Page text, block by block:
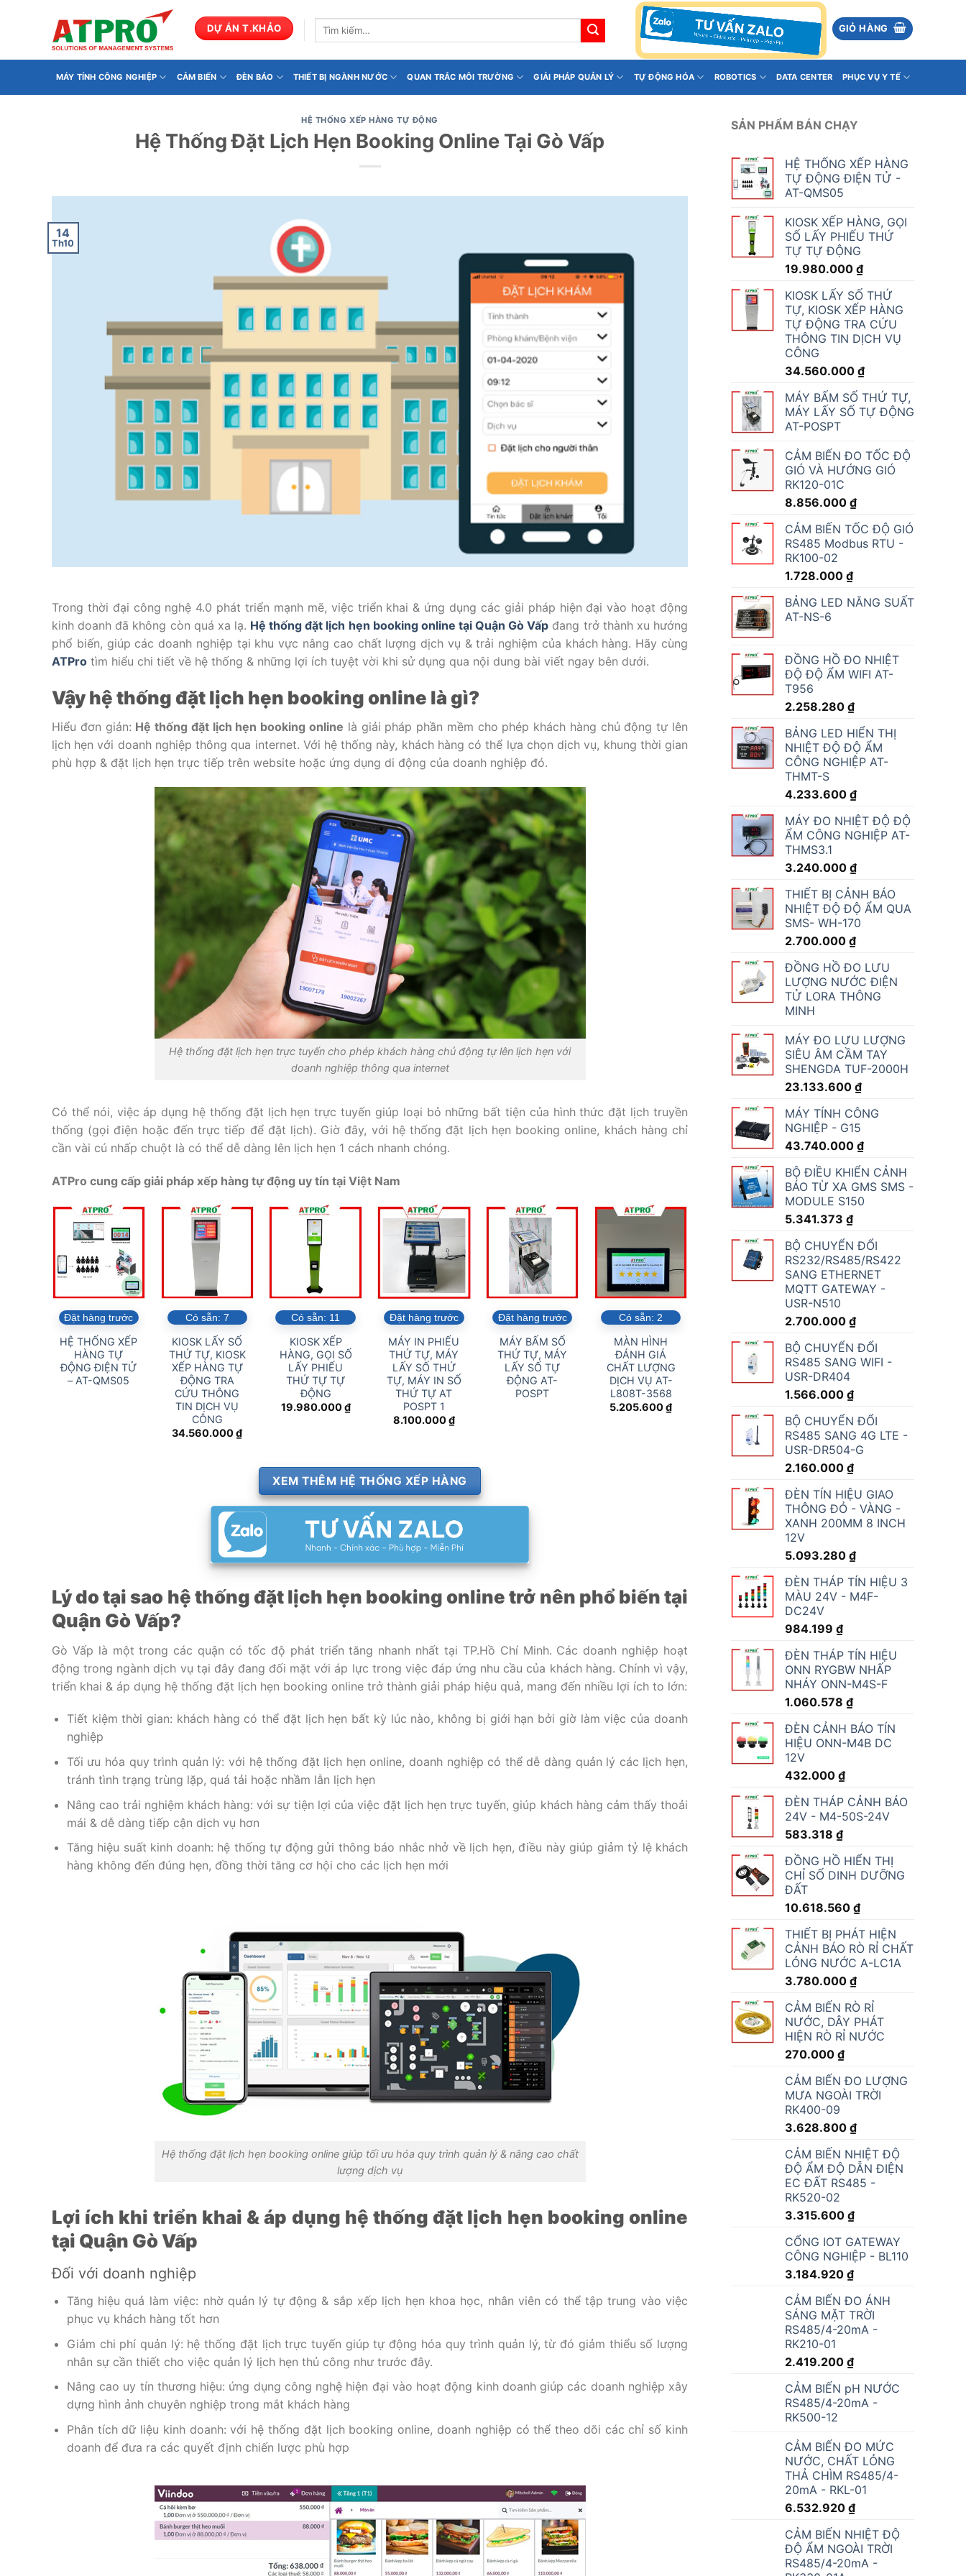
dung
DỰ ÁN T.KHẢO
Tìm
GIỎ HÀNG
MÁY TÍNH CÔNG NGHIỆP CẢM BIẾN ĐÈN BÁO THIẾT BỊ NGÀNH NƯỚC QUAN TRẮC MÔI TRƯỜNG GIẢI PHÁP QUẢN LÝ TỰ ĐỘNG HÓA ROBOTICS DATA CENTER PHỤC VỤ Y TẾ
HỆ THỐNG XẾP HÀNG TỰ ĐỘNG
Hệ Thống Đặt Lịch Hẹn Booking Online Tại Gò Vấp
14
Th10
Trong thời đại công nghệ 4.0 phát triển mạnh mẽ, việc triển khai & ứng dụng các giải pháp hiện đại vào hoạt động
kinh doanh đã không còn quá xa lạ. Hệ thống đặt lịch hẹn booking online tại Quận Gò Vấp đang trở thành xu hướng
phổ biến, giúp các doanh nghiệp tại khu vực nâng cao chất lượng dịch vụ & trải nghiệm của khách hàng. Hãy cùng
ATPro tìm hiểu chi tiết về hệ thống & những lợi ích tuyệt vời khi sử dụng qua nội dung bài viết ngay bên dưới.
Vậy hệ thống đặt lịch hẹn booking online là gì?
Hiểu đơn giản: Hệ thống đặt lịch hẹn booking online là giải pháp phần mềm cho phép khách hàng chủ động tự lên
lịch hẹn với doanh nghiệp thông qua internet. Với hệ thống này, khách hàng có thể lựa chọn dịch vụ, khung thời gian
phù hợp & đặt lịch hẹn trực tiếp trên website hoặc ứng dụng di động của doanh nghiệp đó.
Hệ thống đặt lịch hẹn trực tuyến cho phép khách hàng chủ động tự lên lịch hẹn với
doanh nghiệp thông qua internet
Có thể nói, việc áp dụng hệ thống đặt lịch hẹn trực tuyến giúp loại bỏ những bất tiện của hình thức đặt lịch truyền
thống (gọi điện hoặc đến trực tiếp để đặt lịch). Giờ đây, với hệ thống đặt lịch hẹn booking online, khách hàng chỉ
cần vài cú nhấp chuột là có thể dễ dàng lên lịch hẹn 1 cách nhanh chóng.
ATPro cung cấp giải pháp xếp hàng tự động uy tín tại Việt Nam
Đặt hàng trước
HỆ THỐNG XẾP
HÀNG TỰ
ĐỘNG ĐIỆN TỬ
– AT-QMS05
Có sẵn: 7
KIOSK LẤY SỐ
THỨ TỰ, KIOSK
XẾP HÀNG TỰ
ĐỘNG TRA
CỨU THÔNG
TIN DỊCH VỤ
CÔNG
34.560.000₫
Có sẵn: 11
KIOSK XẾP
HÀNG, GỌI SỐ
LẤY PHIẾU
THỨ TỰ TỰ
ĐỘNG
19.980.000₫
Đặt hàng trước
MÁY IN PHIẾU
THỨ TỰ, MÁY
LẤY SỐ THỨ
TỰ, MÁY IN SỐ
THỨ TỰ AT
POSPT 1
8.100.000₫
Đặt hàng trước
MÁY BẤM SỐ
THỨ TỰ, MÁY
LẤY SỐ TỰ
ĐỘNG AT-
POSPT
Có sẵn: 2
MÀN HÌNH
ĐÁNH GIÁ
CHẤT LƯỢNG
DỊCH VỤ AT-
L808T-3568
5.205.600₫
XEM THÊM HỆ THỐNG XẾP HÀNG
Lý do tại sao hệ thống đặt lịch hẹn booking online trở nên phổ biến tại
Quận Gò Vấp?
Gò Vấp là một trong các quận có tốc độ phát triển tăng nhanh nhất tại TP.Hồ Chí Minh. Các doanh nghiệp hoạt
động trong ngành dịch vụ tại đây đang đối mặt với áp lực trong việc đáp ứng nhu cầu của khách hàng. Chính vì vậy,
triển khai & áp dụng hệ thống đặt lịch hẹn booking online trở thành giải pháp hiệu quả, mang đến nhiều lợi ích to lớn:
Tiết kiệm thời gian: khách hàng có thể đặt lịch hẹn bất kỳ lúc nào, không bị giới hạn bởi giờ làm việc của doanh
nghiệp
Tối ưu hóa quy trình quản lý: với hệ thống đặt lịch hẹn online, doanh nghiệp có thể dễ dàng quản lý các lịch hẹn,
tránh tình trạng trùng lặp, quá tải hoặc nhầm lẫn lịch hẹn
Nâng cao trải nghiệm khách hàng: với sự tiện lợi của việc đặt lịch hẹn trực tuyến, giúp khách hàng cảm thấy thoải
mái & dễ dàng tiếp cận dịch vụ hơn
Tăng hiệu suất kinh doanh: hệ thống tự động gửi thông báo nhắc nhở về lịch hẹn, điều này giúp giảm tỷ lệ khách
hàng không đến đúng hẹn, đồng thời tăng cơ hội cho các lịch hẹn mới
Hệ thống đặt lịch hẹn booking online giúp tối ưu hóa quy trình quản lý & nâng cao chất
lượng dịch vụ
Lợi ích khi triển khai & áp dụng hệ thống đặt lịch hẹn booking online
tại Quận Gò Vấp
Đối với doanh nghiệp
Tăng hiệu quả làm việc: nhờ quản lý tự động & sắp xếp lịch hẹn khoa học, nhân viên có thể tập trung vào việc
phục vụ khách hàng tốt hơn
Giảm chi phí quản lý: hệ thống đặt lịch trực tuyến giúp tự động hóa quy trình quản lý, từ đó giảm thiểu số lượng
nhân sự cần thiết cho việc quản lý lịch hẹn thủ công như trước đây.
Nâng cao uy tín thương hiệu: ứng dụng công nghệ hiện đại vào hoạt động kinh doanh giúp các doanh nghiệp xây
dựng hình ảnh chuyên nghiệp trong mắt khách hàng
Phân tích dữ liệu kinh doanh: với hệ thống đặt lịch booking online, doanh nghiệp có thể theo dõi các chỉ số kinh
doanh để đưa ra các quyết định chiến lược phù hợp
SẢN PHẨM BÁN CHẠY
HỆ THỐNG XẾP HÀNG
TỰ ĐỘNG ĐIỆN TỬ -
AT-QMS05
KIOSK XẾP HÀNG, GỌI
SỐ LẤY PHIẾU THỨ
TỰ TỰ ĐỘNG
19.980.000 ₫
KIOSK LẤY SỐ THỨ
TỰ, KIOSK XẾP HÀNG
TỰ ĐỘNG TRA CỨU
THÔNG TIN DỊCH VỤ
CÔNG
34.560.000 ₫
MÁY BẤM SỐ THỨ TỰ,
MÁY LẤY SỐ TỰ ĐỘNG
AT-POSPT
CẢM BIẾN ĐO TỐC ĐỘ
GIÓ VÀ HƯỚNG GIÓ
RK120-01C
8.856.000 ₫
CẢM BIẾN TỐC ĐỘ GIÓ
RS485 Modbus RTU -
RK100-02
1.728.000 ₫
BẢNG LED NĂNG SUẤT
AT-NS-6
ĐỒNG HỒ ĐO NHIỆT
ĐỘ ĐỘ ẨM WIFI AT-
T956
2.258.280 ₫
BẢNG LED HIỂN THỊ
NHIỆT ĐỘ ĐỘ ẨM
CÔNG NGHIỆP AT-
THMT-S
4.233.600 ₫
MÁY ĐO NHIỆT ĐỘ ĐỘ
ẨM CÔNG NGHIỆP AT-
THMS3.1
3.240.000 ₫
THIẾT BỊ CẢNH BÁO
NHIỆT ĐỘ ĐỘ ẨM QUA
SMS- WH-170
2.700.000 ₫
ĐỒNG HỒ ĐO LƯU
LƯỢNG NƯỚC ĐIỆN
TỬ LORA THÔNG
MINH
MÁY ĐO LƯU LƯỢNG
SIÊU ÂM CẦM TAY
SHENGDA TUF-2000H
23.133.600 ₫
MÁY TÍNH CÔNG
NGHIỆP - G15
43.740.000 ₫
BỘ ĐIỀU KHIỂN CẢNH
BÁO TỪ XA GMS SMS -
MODULE S150
5.341.373 ₫
BỘ CHUYỂN ĐỔI
RS232/RS485/RS422
SANG ETHERNET
MQTT GATEWAY -
USR-N510
2.700.000 ₫
BỘ CHUYỂN ĐỔI
RS485 SANG WIFI -
USR-DR404
1.566.000 ₫
BỘ CHUYỂN ĐỔI
RS485 SANG 4G LTE -
USR-DR504-G
2.160.000 ₫
ĐÈN TÍN HIỆU GIAO
THÔNG ĐỎ - VÀNG -
XANH 200MM 8 INCH
12V
5.093.280 ₫
ĐÈN THÁP TÍN HIỆU 3
MÀU 24V - M4F-
DC24V
984.199 ₫
ĐÈN THÁP TÍN HIỆU
ONN RYGBW NHẤP
NHÁY ONN-M4S-F
1.060.578 ₫
ĐÈN CẢNH BÁO TÍN
HIỆU ONN-M4B DC
12V
432.000 ₫
ĐÈN THÁP CẢNH BÁO
24V - M4-50S-24V
583.318 ₫
ĐỒNG HỒ HIỂN THỊ
CHỈ SỐ DINH DƯỠNG
ĐẤT
10.618.560 ₫
THIẾT BỊ PHÁT HIỆN
CẢNH BÁO RÒ RỈ CHẤT
LỎNG NƯỚC A-LC1A
3.780.000 ₫
CẢM BIẾN RÒ RỈ
NƯỚC, DÂY PHÁT
HIỆN RÒ RỈ NƯỚC
270.000 ₫
CẢM BIẾN ĐO LƯỢNG
MƯA NGOÀI TRỜI
RK400-09
3.628.800 ₫
CẢM BIẾN NHIỆT ĐỘ
ĐỘ ẨM ĐỘ DẪN ĐIỆN
EC ĐẤT RS485 -
RK520-02
3.315.600 ₫
CỔNG IOT GATEWAY
CÔNG NGHIỆP - BL110
3.184.920 ₫
CẢM BIẾN ĐO ÁNH
SÁNG MẶT TRỜI
RS485/4-20mA -
RK210-01
2.419.200 ₫
CẢM BIẾN pH NƯỚC
RS485/4-20mA -
RK500-12
CẢM BIẾN ĐO MỨC
NƯỚC, CHẤT LỎNG
THẢ CHÌM RS485/4-
20mA - RKL-01
6.532.920 ₫
CẢM BIẾN NHIỆT ĐỘ
ĐỘ ẨM NGOÀI TRỜI
RS485/4-20mA -